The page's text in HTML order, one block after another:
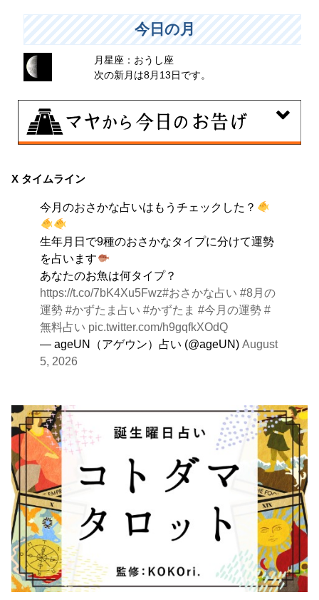
今日の月
月星座：おうし座
次の新月は8月13日です。
曖昧な気持ちで人と付き合うことはタブーとされる日。
です。
X タイムライン
今月のおさかな占いはもうチェックした？
生年月日で9種のおさかなタイプに分けて運勢
を占います
あなたのお魚は何タイプ？
https://t.co/7bK4Xu5Fwz#おさかな占い #8月の
運勢 #かずたま占い #かずたま #今月の運勢 #
無料占い pic.twitter.com/h9gqfkXOdQ
— ageUN（アゲウン）占い (@ageUN)August
5, 2026